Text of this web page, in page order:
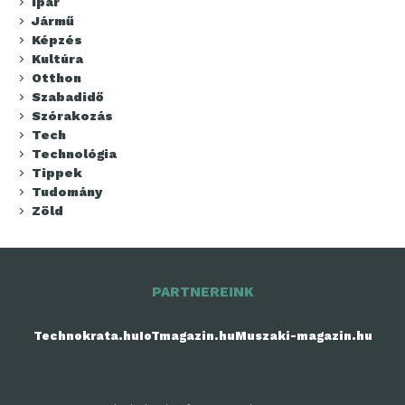
Jármű
Képzés
Kultúra
Otthon
Szabadidő
Szórakozás
Tech
Technológia
Tippek
Tudomány
Zöld
PARTNEREINK
Technokrata.huIoTmagazin.huMuszaki-magazin.hu